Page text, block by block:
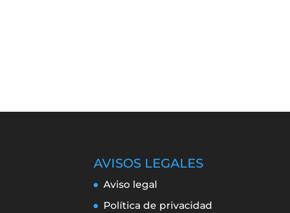
AVISOS LEGALES
Aviso legal
Política de privacidad